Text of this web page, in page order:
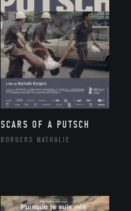
SCARS OF A PUTSCH
BORGERS NATHALIE